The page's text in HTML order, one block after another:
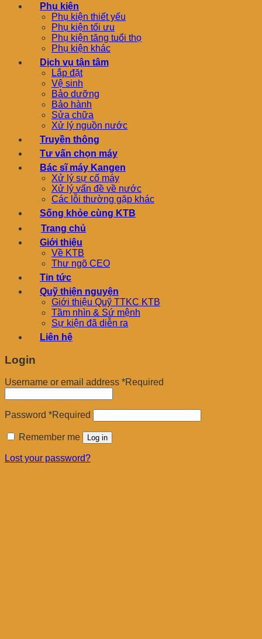
Phụ kiện
Phụ kiện thiết yếu
Phụ kiện tối ưu
Phụ kiện tăng tuổi thọ
Phụ kiện khác
Dịch vụ tận tâm
Lắp đặt
Vệ sinh
Bảo dưỡng
Bảo hành
Sửa chữa
Xử lý nguồn nước
Truyền thông
Tư vấn chọn máy
Bác sĩ máy Kangen
Xử lý sự cố máy
Xử lý vấn đề về nước
Các lỗi thường gặp khác
Sống khỏe cùng KTB
Trang chủ
Giới thiệu
Về KTB
Thư ngõ CEO
Tin tức
Quỹ thiện nguyện
Giới thiệu Quỹ TTKC KTB
Tầm nhìn & Sứ mệnh
Sự kiện đã diễn ra
Liên hệ
Login
Username or email address *Required
Password *Required
Remember me Log in
Lost your password?